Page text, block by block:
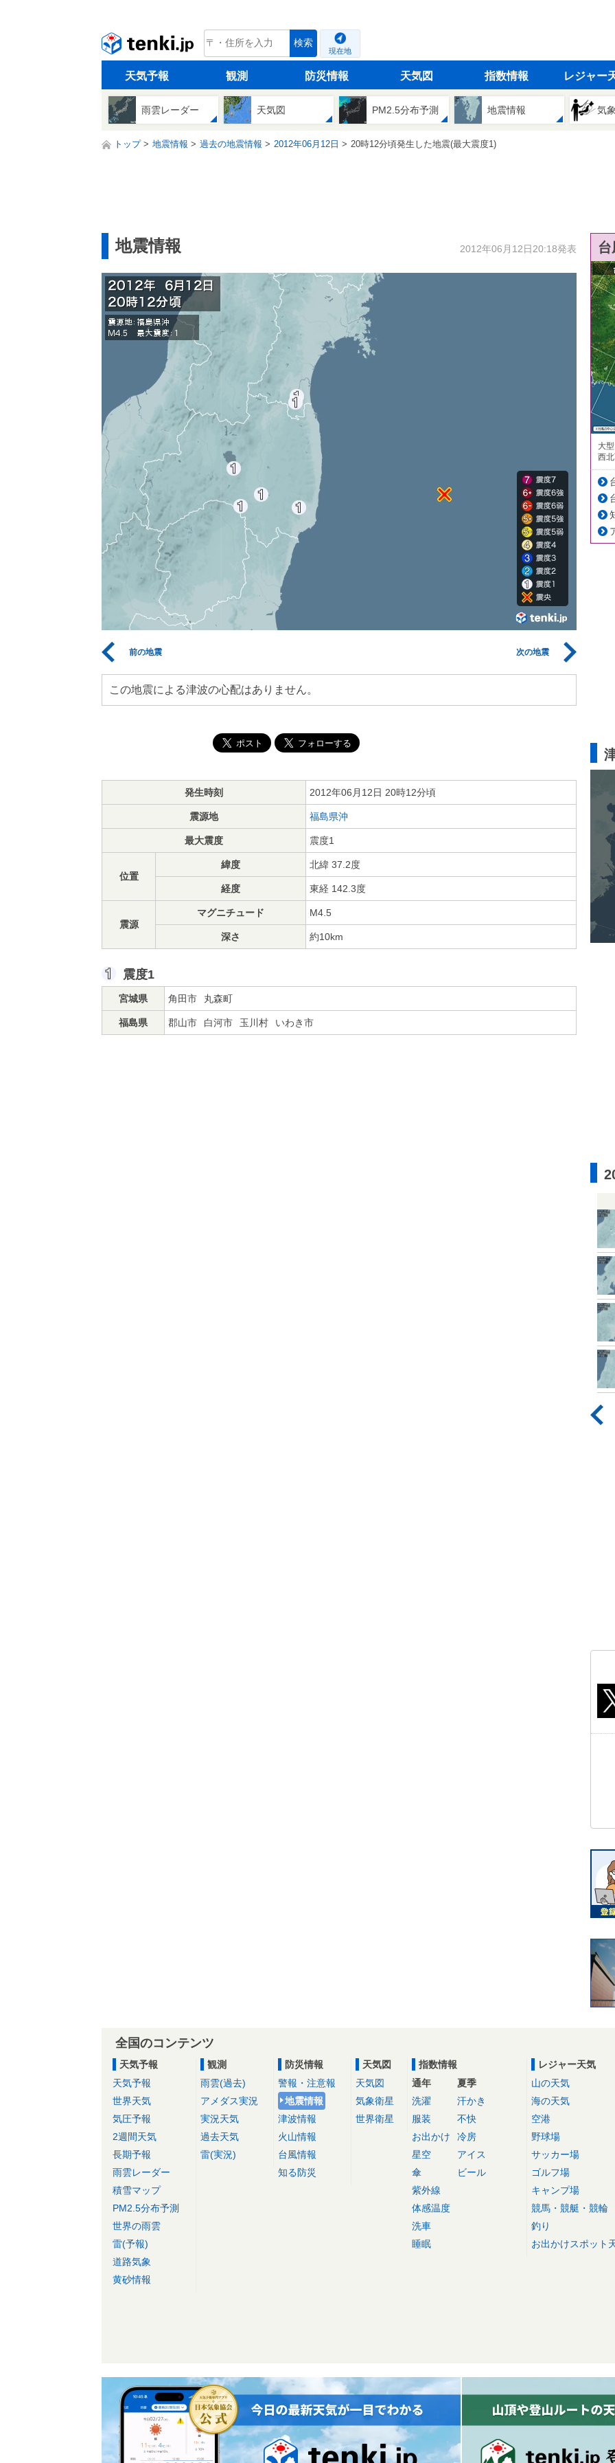
tenki.jp 検索
現在地
天気予報 観測 防災情報 天気図 指数情報 レジャー
雨雲レーダー 天気図 PM2.5分布予測 地震情報 気
トップ 地震情報 過去の地震情報 2012年06月12日 20時12分頃発生した地震(最大震度1)
地震情報 2012年06月12日20:18発表
前の地震 次の地震
この地震による津波の心配はありません。
発生時刻 2012年06月12日 20時12分頃
震源地 福島県沖
最大震度 震度1
位置
緯度 北緯 37.2度
経度 東経 142.3度
震源
マグニチュード M4.5
深さ 約10km
震度1
宮城県 角田市 丸森町
福島県 郡山市 白河市 玉川村 いわき市
大
西
全国のコンテンツ
天気予報
天気予報
世界天気
気圧予報
2週間天気
長期予報
雨雲レーダー
積雪マップ
PM2.5分布予測
世界の雨雲
雷(予報)
道路気象
黄砂情報
観測
雨雲(過去)
アメダス実況
実況天気
過去天気
雷(実況)
防災情報
警報・注意報
地震情報
津波情報
火山情報
台風情報
知る防災
天気図
天気図
気象衛星
世界衛星
指数情報
通年
洗濯
服装
お出かけ
星空
傘
紫外線
体感温度
洗車
睡眠
夏季
汗かき
不快
冷房
アイス
ビール
レジャー天気
山の天気
海の天気
空港
野球場
サッカー場
ゴルフ場
キャンプ場
競馬・競艇・競輪
釣り
お出かけスポット